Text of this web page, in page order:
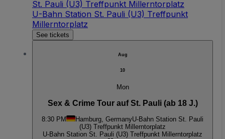
St. Pauli (U3) Treffpunkt Millerntorplatz
U-Bahn Station St. Pauli (U3) Treffpunkt
Millerntorplatz
See tickets
Aug
10
Mon
Sex & Crime Tour auf St. Pauli (ab 18 J.)
8:30 PM Hamburg, GermanyU-Bahn Station St. Pauli
(U3) Treffpunkt Millerntorplatz
U-Bahn Station St. Pauli (U3) Treffpunkt Millerntorplatz